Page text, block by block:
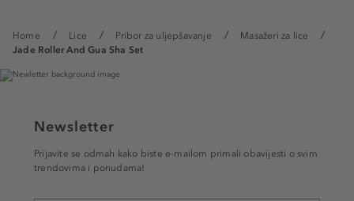
Home Lice Pribor za uljepšavanje
Masažeri za lice
Jade Roller And Gua Sha Set
Newsletter
Prijavite se odmah kako biste e-mailom primali obavijesti o svim
trendovima i ponudama!